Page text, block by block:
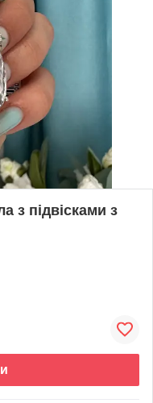
з підвісками з